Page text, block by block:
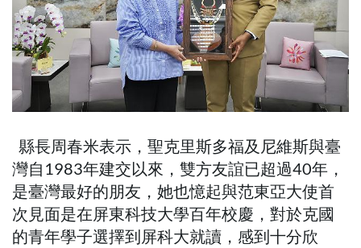
縣長周春米表示，聖克里斯多福及尼維斯與臺
灣自1983年建交以來，雙方友誼已超過40年，
是臺灣最好的朋友，她也憶起與范東亞大使首
次見面是在屏東科技大學百年校慶，對於克國
的青年學子選擇到屏科大就讀，感到十分欣